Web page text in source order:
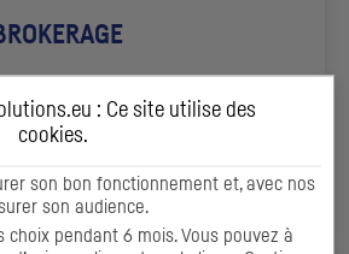
accès au marché secondaire
: Ce site utilise des
cookies
son bon fonctionnement et, avec nos
son audience.
choix pendant 6 mois. Vous pouvez à